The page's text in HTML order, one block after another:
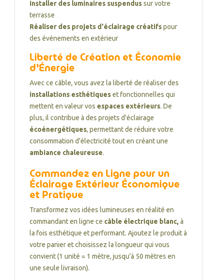
Installer des luminaires suspendussur votre
terrasse
Réaliser des projets d'éclairage créatifspour
des événements en extérieur
Liberté de Création et Économie
d'Énergie
Avec ce câble, vous avez la liberté de réaliser des
installations esthétiqueset fonctionnelles qui
mettent en valeur vos espaces extérieurs. De
plus, il contribue à des projets d'éclairage
écoénergétiques, permettant de réduire votre
consommation d'électricité tout en créant une
ambiance chaleureuse.
Commandez en Ligne pour un
Éclairage Extérieur Économique
et Pratique
Transformez vos idées lumineuses en réalité en
commandant en ligne ce câble électrique blanc, à
la fois esthétique et performant. Ajoutez le produit à
votre panier et choisissez la longueur qui vous
convient (1 unité = 1 mètre, jusqu'à 50 mètres en
une seule livraison).